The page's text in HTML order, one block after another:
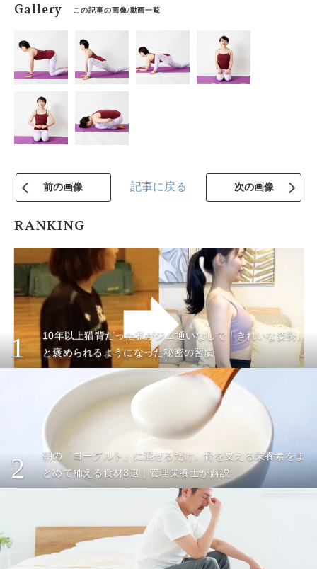
Gallery この記事の画像/動画一覧
前の画像 記事に戻る 次の画像
RANKING
1
10年以上猫背だった私がジム通いなしで「きれいな姿勢」
と褒められるようになった秘密の習慣
2
朝の「ヨーグルト」に混ぜるだけ。骨を支える栄養素をま
とめて補える食材3選｜管理栄養士が解説